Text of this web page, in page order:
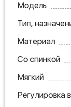
Модель
Тип,
Материал
Со спинкой
Мягкий
Регулировка